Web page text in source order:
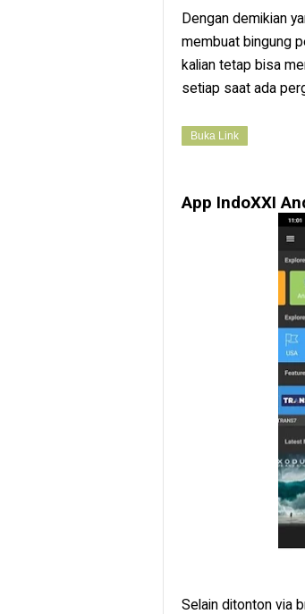
Dengan demikian
membuat bingung
kalian tetap bisa
setiap saat ada
Buka Link
App IndoXXI
Selain ditonton via